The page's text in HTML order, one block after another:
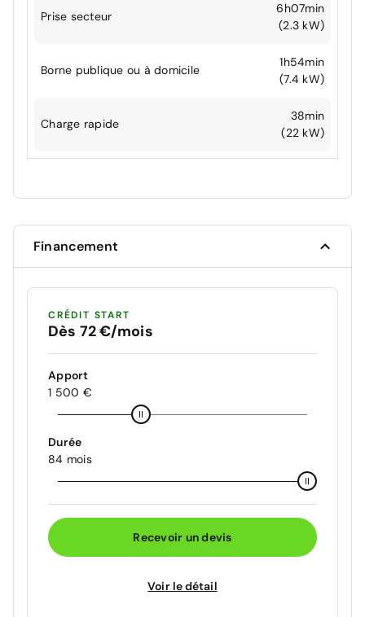
Prise secteur
6h07min
(2.3 kW)
Borne publique ou à domicile
1h54min
(7.4 kW)
Charge rapide
38min
(22 kW)
Financement
CRÉDIT START
Dès 72 €/mois
Apport
1 500 €
Durée
84 mois
Recevoir un devis
Voir le détail